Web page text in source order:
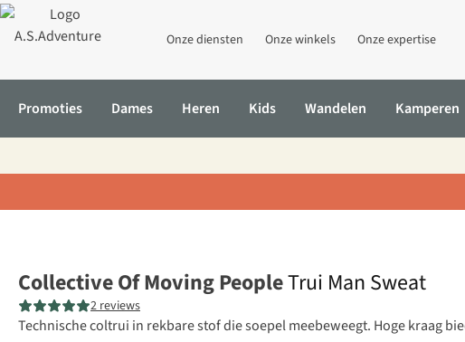
Onze diensten Onze winkels Onze expertise
Promoties Dames Heren Kids Wandelen Kamperen
Collective Of Moving PeopleTrui Man Sweat
2 reviews
Technische coltrui in rekbare stof die soepel meebeweegt. Hoge kraag